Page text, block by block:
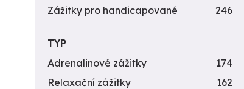
Zážitky pro handicapované
246
TYP
Adrenalinové zážitky
174
Relaxační zážitky
162